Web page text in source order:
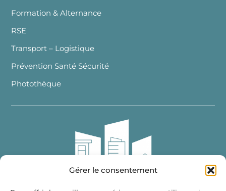
Gérer le consentement
Formation & Alternance
RSE
Transport – Logistique
Prévention Santé Sécurité
Photothèque